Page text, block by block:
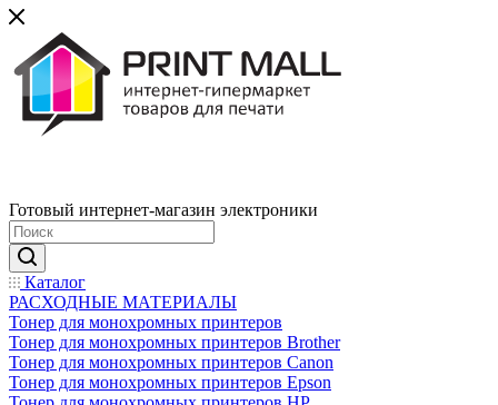
Готовый интернет-магазин электроники
Каталог
РАСХОДНЫЕ МАТЕРИАЛЫ
Тонер для монохромных принтеров
Тонер для монохромных принтеров Brother
Тонер для монохромных принтеров Canon
Тонер для монохромных принтеров Epson